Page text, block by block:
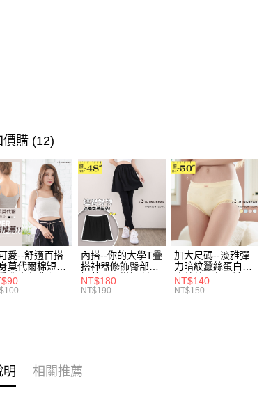
價購 (12)
愛--舒適百搭
莫代爾棉短版
帶素色背心
黑.灰L-2L)-
內搭--你的大學T疊
搭神器修飾臀部下
擺萬用內搭裙/遮臀
裙(黑2L-6L)-Q155
NT$180
NT$190
加大尺碼--淡雅彈
力暗紋蠶絲蛋白無
痕蕾絲三角內褲
(白.粉.藍.黃XL-
NT$140
NT$150
明 相關推薦